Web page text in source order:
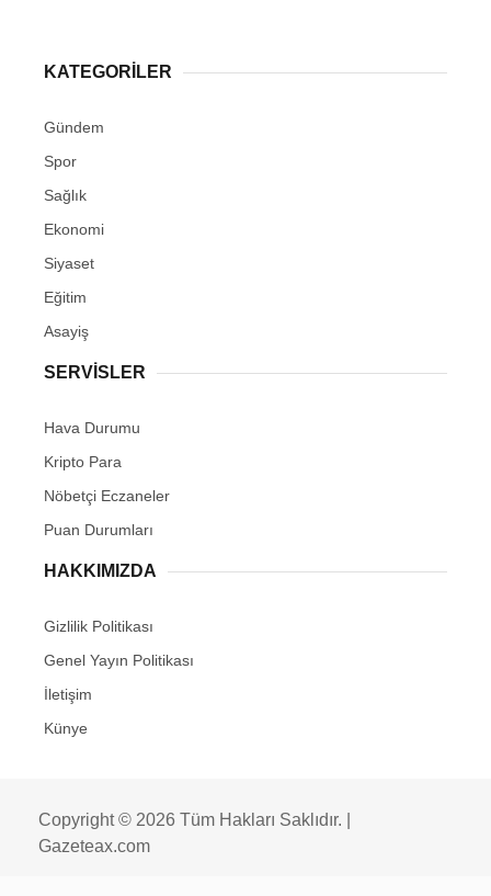
KATEGORİLER
Gündem
Spor
Sağlık
Ekonomi
Siyaset
Eğitim
Asayiş
SERVİSLER
Hava Durumu
Kripto Para
Nöbetçi Eczaneler
Puan Durumları
HAKKIMIZDA
Gizlilik Politikası
Genel Yayın Politikası
İletişim
Künye
Copyright © 2026 Tüm Hakları Saklıdır. |
Gazeteax.com